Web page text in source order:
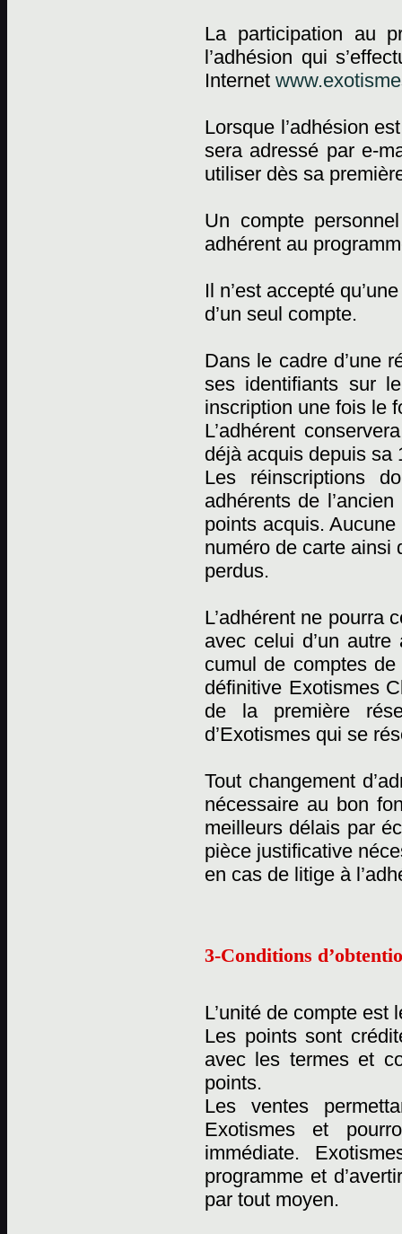
La participation au
l’adhésion qui
Internet
Lorsque l’adhésion
sera adressé par e-
utiliser dès sa
Un compte
adhérent au
Il n’est accepté
d’un seul compte.
Dans le cadre d’une
ses identifiants sur
inscription une fois le
L’adhérent
déjà acquis depuis sa
Les réinscriptions
adhérents de
points acquis.
numéro de carte ainsi
perdus.
L’adhérent ne pourra
avec celui d’un
cumul de comptes
définitive Exotismes
de la première
d’Exotismes qui se
Tout changement
nécessaire au bon
meilleurs délais par
pièce justificative
en cas de litige à
3-Conditions
L’unité de compte est
Les points sont
avec les termes et
points.
Les ventes
Exotismes et
immédiate.
programme et
par tout moyen.